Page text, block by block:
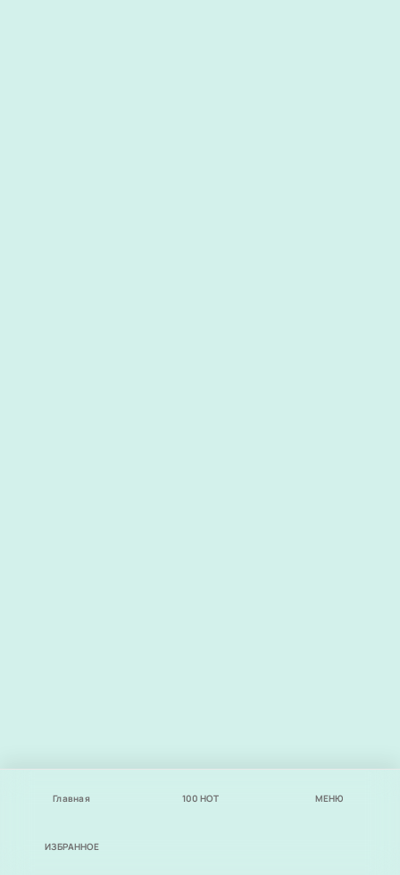
Главная 100 НОТ МЕНЮ
ИЗБРАННОЕ